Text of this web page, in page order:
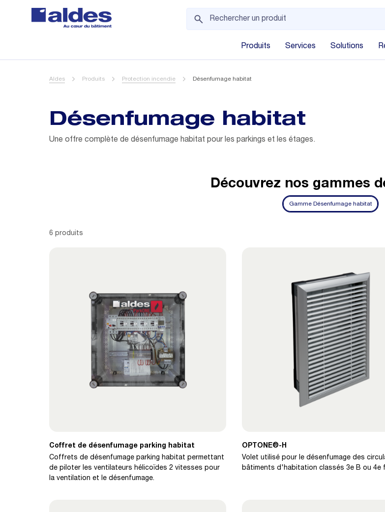
Produits Services Solutions
Aldes Produits Protection incendie Désenfumage habitat
Désenfumage habitat
Une offre complète de désenfumage habitat pour les parkings et les étages.
Découvrez nos gammes
Gamme Désenfumage habitat
6 produits
Coffret de désenfumage parking habitat
Coffrets de désenfumage parking habitat permettant
de piloter les ventilateurs hélicoïdes 2 vitesses pour
la ventilation et le désenfumage.
OPTONE®-H
Volet utilisé pour le désenfumage des
bâtiments d'habitation classés 3e B ou 4e